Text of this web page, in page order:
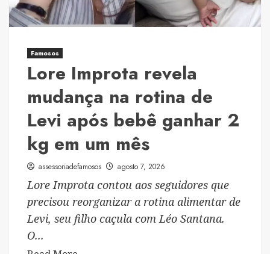
PIX:
“Vou
Famosos
Lore Improta revela
mudança na rotina de
Levi após bebê ganhar 2
kg em um mês
assessoriadefamosos agosto 7, 2026
Lore Improta contou aos seguidores que
precisou reorganizar a rotina alimentar de
Levi, seu filho caçula com Léo Santana.
O...